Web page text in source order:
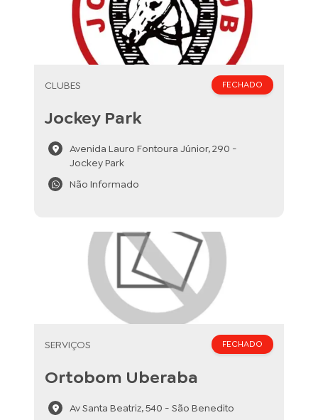
CLUBES FECHADO
Jockey Park
Avenida Lauro Fontoura Júnior, 290 -
Jockey Park
Não Informado
SERVIÇOS FECHADO
Ortobom Uberaba
Av Santa Beatriz, 540 - São Benedito